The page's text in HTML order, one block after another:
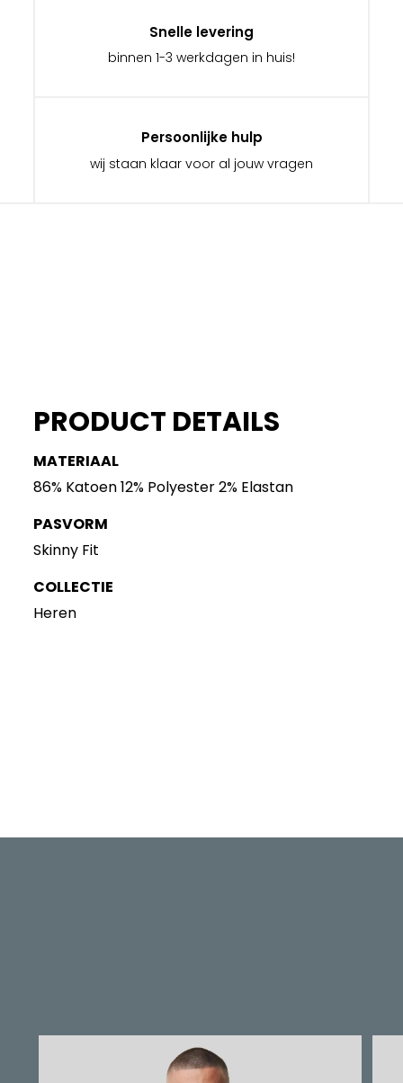
Snelle levering
binnen 1-3 werkdagen in huis!
Persoonlijke hulp
wij staan klaar voor al jouw vragen
PRODUCT DETAILS
MATERIAAL
86% Katoen 12% Polyester 2% Elastan
PASVORM
Skinny Fit
COLLECTIE
Heren